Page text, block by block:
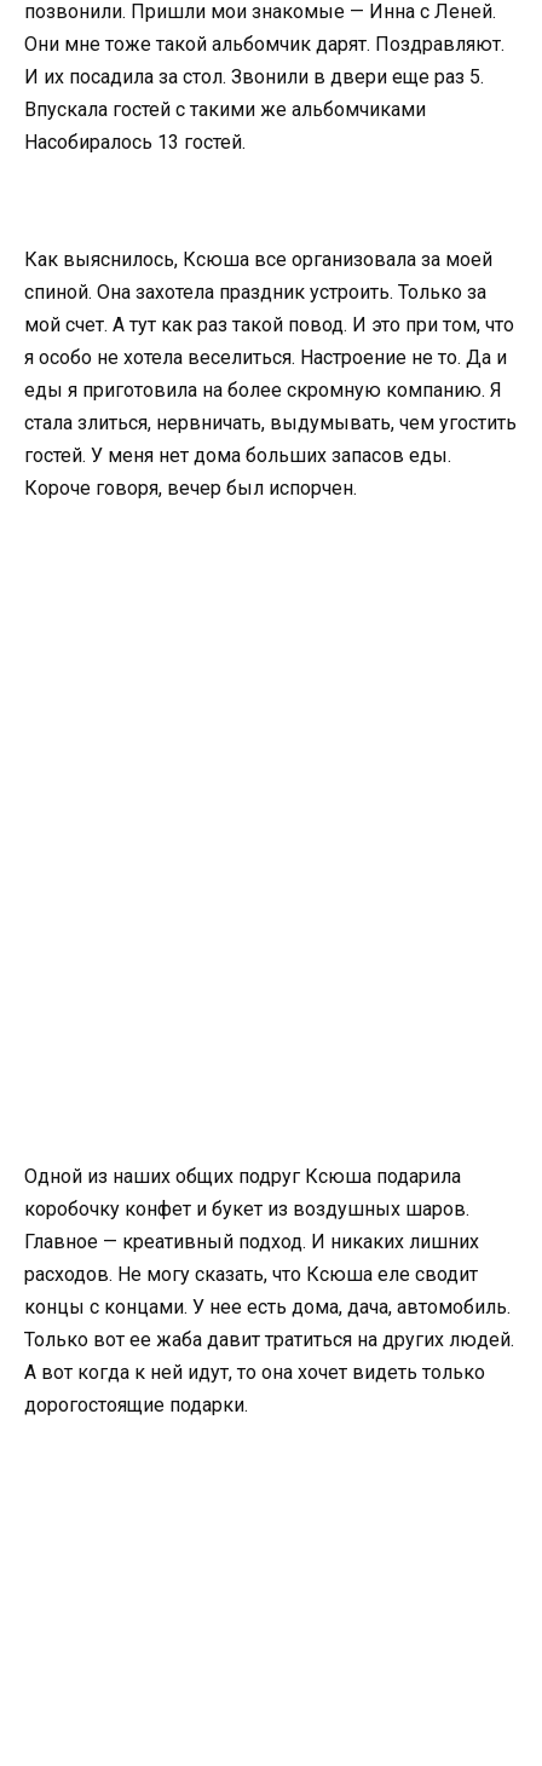
позвонили. Пришли мои знакомые — Инна с Леней.
Они мне тоже такой альбомчик дарят. Поздравляют.
И их посадила за стол. Звонили в двери еще раз 5.
Впускала гостей с такими же альбомчиками
Насобиралось 13 гостей.
Как выяснилось, Ксюша все организовала за моей
спиной. Она захотела праздник устроить. Только за
мой счет. А тут как раз такой повод. И это при том, что
я особо не хотела веселиться. Настроение не то. Да и
еды я приготовила на более скромную компанию. Я
стала злиться, нервничать, выдумывать, чем угостить
гостей. У меня нет дома больших запасов еды.
Короче говоря, вечер был испорчен.
Одной из наших общих подруг Ксюша подарила
коробочку конфет и букет из воздушных шаров.
Главное — креативный подход. И никаких лишних
расходов. Не могу сказать, что Ксюша еле сводит
концы с концами. У нее есть дома, дача, автомобиль.
Только вот ее жаба давит тратиться на других людей.
А вот когда к ней идут, то она хочет видеть только
дорогостоящие подарки.